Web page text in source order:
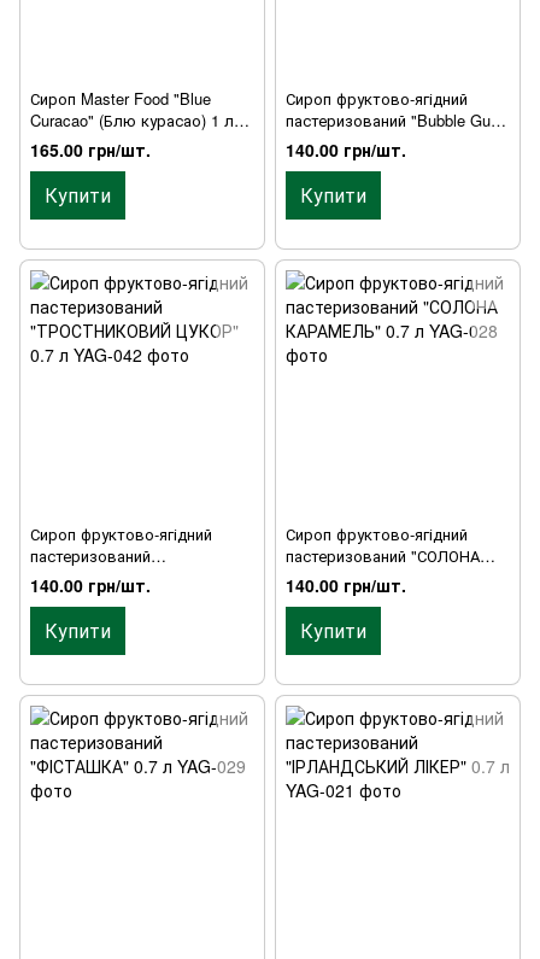
Сироп Master Food "Blue
Curacao" (Блю курасао) 1 л
(пластик)
165.00 грн/шт.
Купити
Сироп фруктово-ягідний
пастеризований "Bubble Gum"
(БАБЛ-ГАМ) 0.7 л
140.00 грн/шт.
Купити
Сироп фруктово-ягідний
пастеризований
"ТРОСТНИКОВИЙ ЦУКОР" 0.7
л
140.00 грн/шт.
Купити
Сироп фруктово-ягідний
пастеризований "СОЛОНА
КАРАМЕЛЬ" 0.7 л
140.00 грн/шт.
Купити